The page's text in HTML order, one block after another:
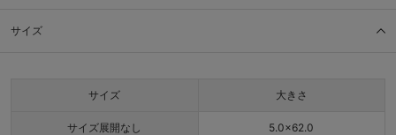
サイズ
サイズ 大きさ
サイズ展開なし 5.0×62.0